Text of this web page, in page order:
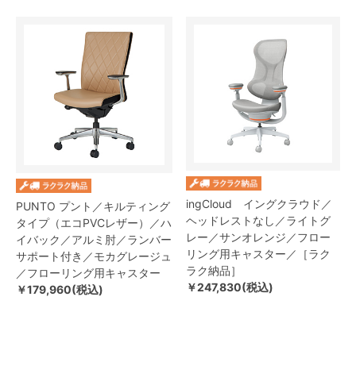
PUNTO プント／キルティング
タイプ（エコPVCレザー）／ハ
イバック／アルミ肘／ランバー
サポート付き／モカグレージュ
／フローリング用キャスター
￥179,960(税込)
ingCloud イングクラウド／
ヘッドレストなし／ライトグ
レー／サンオレンジ／フロー
リング用キャスター／［ラク
ラク納品］
￥247,830(税込)